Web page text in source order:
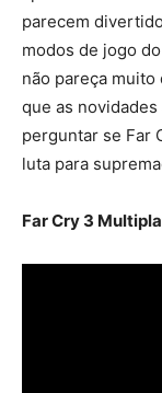
parecem
modos de jogo
não pareça
que as
perguntar se Far
luta para
Far Cry 3